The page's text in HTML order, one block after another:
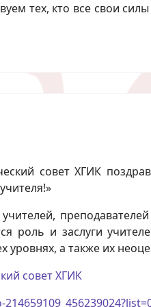
тех, кто все свои
совет ХГИК
учителей,
роль и заслуги
уровнях, а также их
совет ХГИК